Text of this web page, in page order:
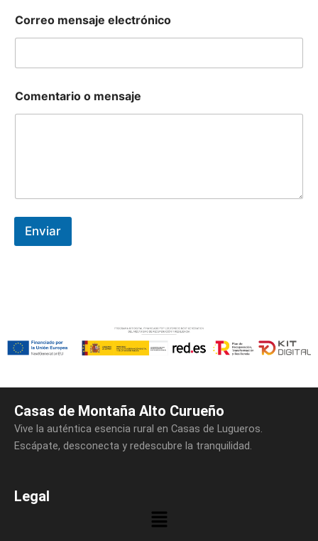
Correo mensaje electrónico
Comentario o mensaje
Enviar
Casas de Montaña Alto Curueño
Vive la auténtica esencia rural en Casas de Lugueros.
Escápate, desconecta y redescubre la tranquilidad.
Legal
Menú